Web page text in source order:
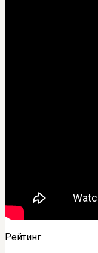
Рейтинг